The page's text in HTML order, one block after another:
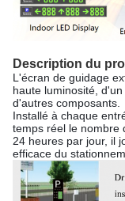
Description du
L'écran de guidage
haute luminosité,
d'autres composants.
Installé à chaque
temps réel le nombre
24 heures par jour, il
efficace du